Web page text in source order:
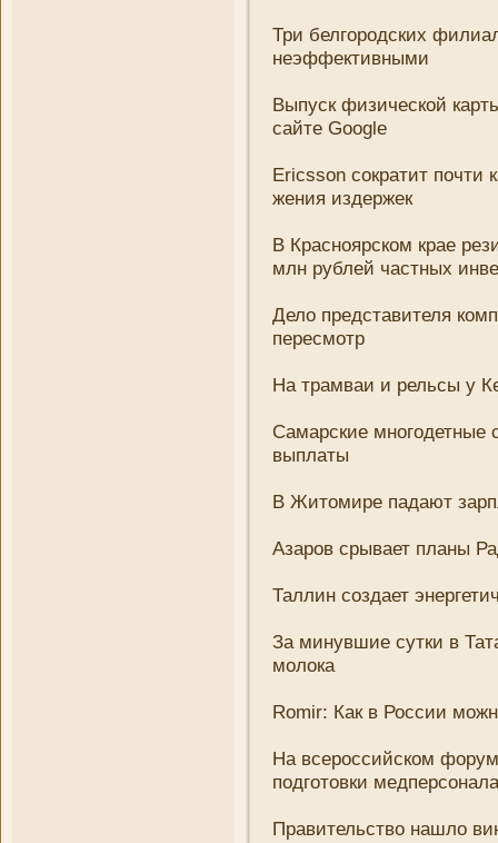
Три белгородских
неэффективными
Выпуск физической
сайте Google
Ericsson сократит почти
жени­я издержек
В Красноярском крае
млн рублей частных
Дело представителя
пересмотр
На трамваи и рельсы у
Самарские многодетные
выплаты
В Житомире падают
Азаров срывает планы
Таллин создает
За минувшие сутки в
молока
Romir: Как в России
На всероссийском
подготовки медперсонала
Правительство нашло